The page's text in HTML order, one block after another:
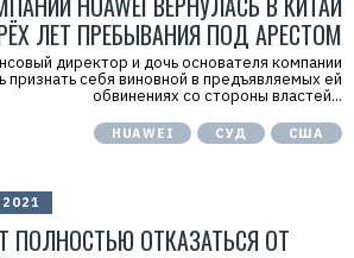
ЛЕТ ПРЕБЫВАНИЯ ПОД АРЕСТОМ
директор и дочь основателя компании
признать себя виновной в предъявляемых ей
обвинениях со стороны властей...
HUAWEI СУД США
ПОЛНОСТЬЮ ОТКАЗАТЬСЯ ОТ